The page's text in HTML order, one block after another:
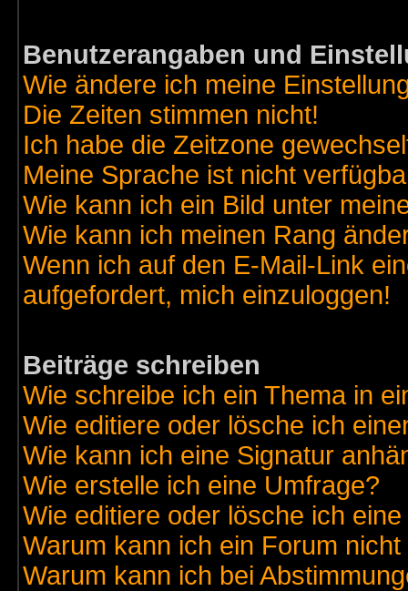
Benutzerangaben und
Wie ändere ich meine
Die Zeiten stimmen nicht!
Ich habe die Zeitzone
Meine Sprache ist nicht
Wie kann ich ein Bild unter
Wie kann ich meinen Rang
Wenn ich auf den E-Mail-Link
aufgefordert, mich einzuloggen!
Beiträge schreiben
Wie schreibe ich ein Thema in
Wie editiere oder lösche ich
Wie kann ich eine Signatur
Wie erstelle ich eine Umfrage?
Wie editiere oder lösche ich
Warum kann ich ein Forum
Warum kann ich bei